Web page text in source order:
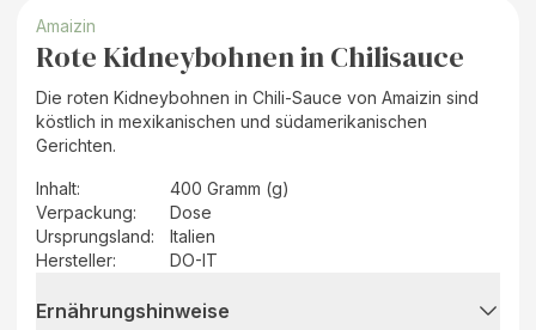
Amaizin
Rote Kidneybohnen in Chilisauce
Die roten Kidneybohnen in Chili-Sauce von Amaizin sind
köstlich in mexikanischen und südamerikanischen
Gerichten.
Inhalt:
400 Gramm (g)
Verpackung:
Dose
Ursprungsland:
Italien
Hersteller: DO-IT
Ernährungshinweise